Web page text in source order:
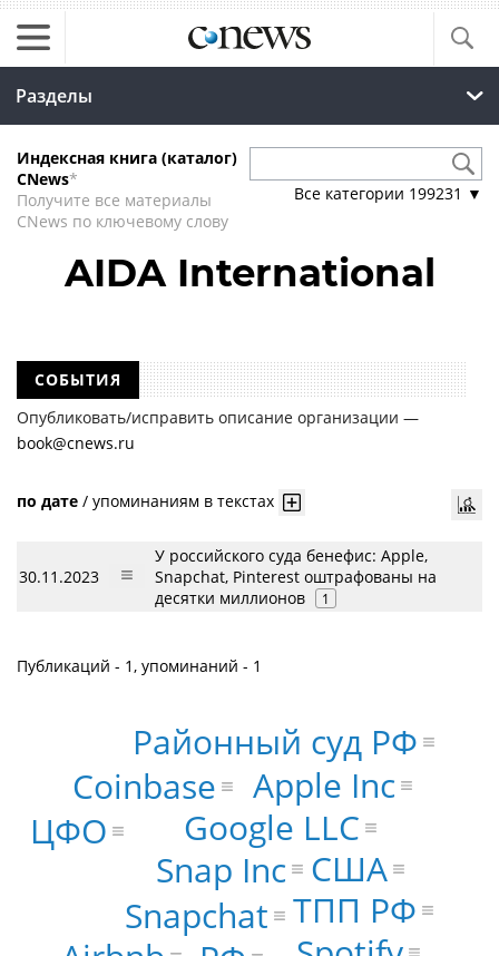
Разделы
Индексная книга (каталог)
CNews*
Получите все материалы
CNews по ключевому слову
Все категории 199231 ▼
AIDA International
СОБЫТИЯ
Опубликовать/исправить описание организации —
book@cnews.ru
по дате / упоминаниям в текстах
30.11.2023
У российского суда бенефис: Apple,
Snapchat, Pinterest оштрафованы на
десятки миллионов
1
Публикаций - 1, упоминаний - 1
Snap Inc
Google LLC
Snapchat
Apple Inc
Coinbase
ТПП РФ
Районный суд РФ
США
ЦФО